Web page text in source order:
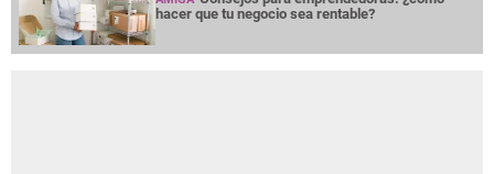
hacer que tu negocio sea rentable?